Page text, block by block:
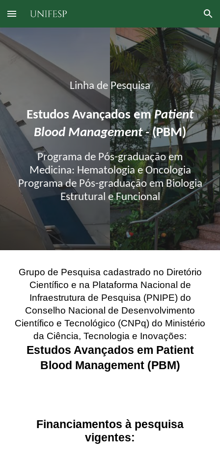
Skip to main content Skip to navigation
Linha de Pesquisa
Estudos Avançados emPatient
Blood Management -(PBM)
Programa de Pós-graduação em
Medicina: Hematologia e Oncologia
Programa de Pós-graduação em Biologia
Estrutural e Funcional
Grupo de Pesquisa cadastrado no Diretório
Científico e na Plataforma Nacional de
Infraestrutura de Pesquisa (PNIPE) do
Conselho Nacional de Desenvolvimento
Científico e Tecnológico (CNPq) do Ministério
da Ciência, Tecnologia e Inovações:
Estudos Avançados em Patient
Blood Management (PBM)
Financiamentos à pesquisa
vigentes: